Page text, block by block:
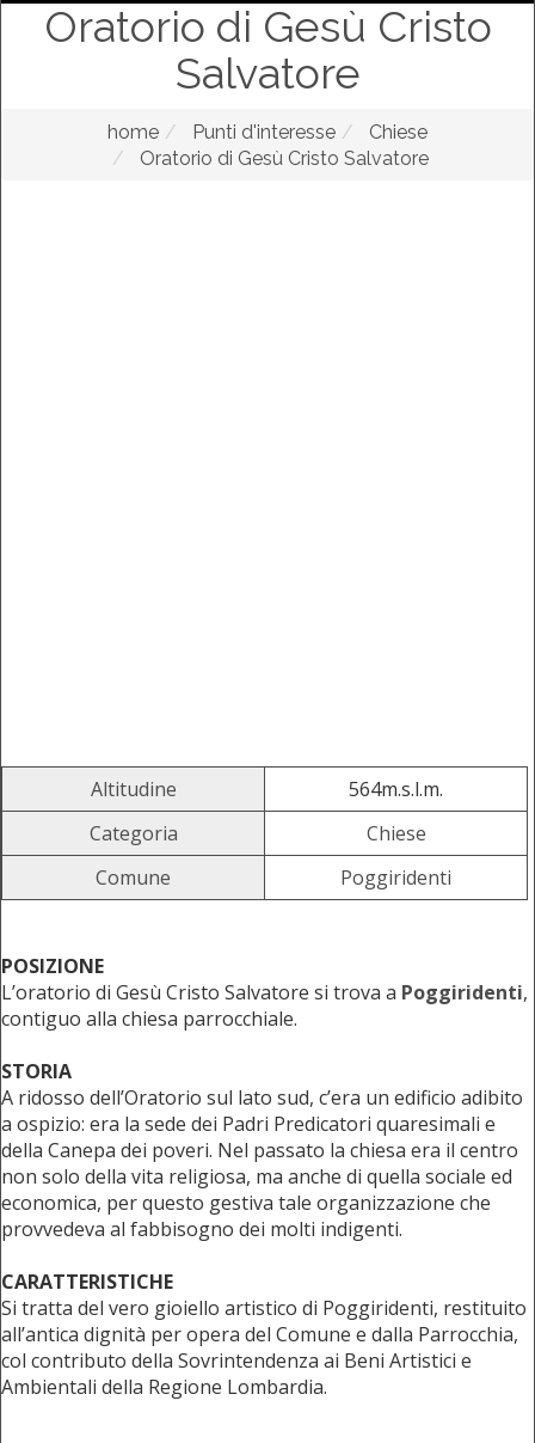
Oratorio di Gesù Cristo
Salvatore
home Punti d'interesse
Chiese
Oratorio di Gesù Cristo Salvatore
Altitudine
564m.s.l.m.
Categoria
Chiese
Comune
Poggiridenti
POSIZIONE
L’oratorio di Gesù Cristo Salvatore si trova a Poggiridenti,
contiguo alla chiesa parrocchiale.
STORIA
A ridosso dell’Oratorio sul lato sud, c’era un edificio adibito
a ospizio: era la sede dei Padri Predicatori quaresimali e
della Canepa dei poveri. Nel passato la chiesa era il centro
non solo della vita religiosa, ma anche di quella sociale ed
economica, per questo gestiva tale organizzazione che
provvedeva al fabbisogno dei molti indigenti.
CARATTERISTICHE
Si tratta del vero gioiello artistico di Poggiridenti, restituito
all’antica dignità per opera del Comune e dalla Parrocchia,
col contributo della Sovrintendenza ai Beni Artistici e
Ambientali della Regione Lombardia.